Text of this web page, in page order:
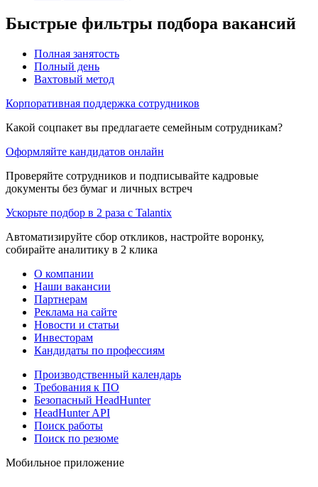
Быстрые фильтры подбора вакансий
Полная занятость
Полный день
Вахтовый метод
Корпоративная поддержка сотрудников
Какой соцпакет вы предлагаете семейным сотрудникам?
Оформляйте кандидатов онлайн
Проверяйте сотрудников и подписывайте кадровые
документы без бумаг и личных встреч
Ускорьте подбор в 2 раза с Talantix
Автоматизируйте сбор откликов, настройте воронку,
собирайте аналитику в 2 клика
О компании
Наши вакансии
Партнерам
Реклама на сайте
Новости и статьи
Инвесторам
Кандидаты по профессиям
Производственный календарь
Требования к ПО
Безопасный HeadHunter
HeadHunter API
Поиск работы
Поиск по резюме
Мобильное приложение